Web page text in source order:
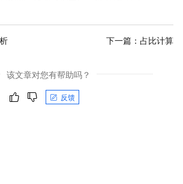
下一篇： 占比计算
该文章对您有帮助吗？
反馈